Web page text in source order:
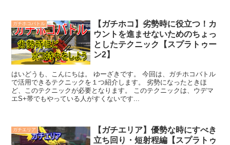
ガチホコバトル
【ガチホコ】劣勢時に役立つ！カ
ウントを進ませないためのちょっ
としたテクニック【スプラトゥー
ン2】
はいどうも、こんにちは。 ゆーざきです。 今回は、ガチホコバトル
で活用できるテクニックを１つ紹介します。 劣勢になったときほ
ど、このテクニックが必要となります。 このテクニックは、ウデマ
エS+帯でもやっている人がすくないです...
ガチエリア
【ガチエリア】優勢な時にすべき
立ち回り・短射程編【スプラトゥ